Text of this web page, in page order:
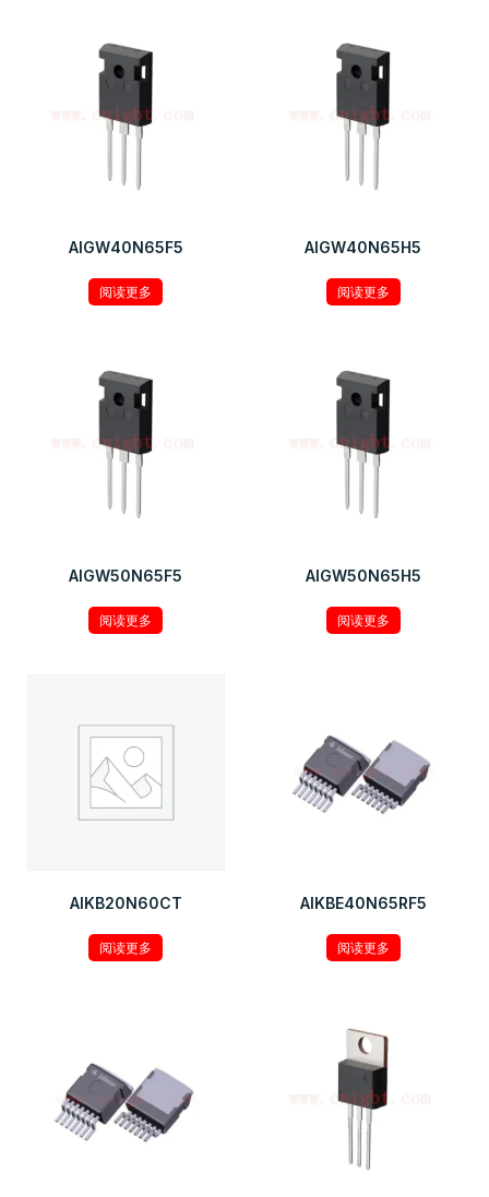
AIGW40N65F5
阅读更多
AIGW40N65H5
阅读更多
AIGW50N65F5
阅读更多
AIGW50N65H5
阅读更多
AIKB20N60CT
阅读更多
AIKBE40N65RF5
阅读更多